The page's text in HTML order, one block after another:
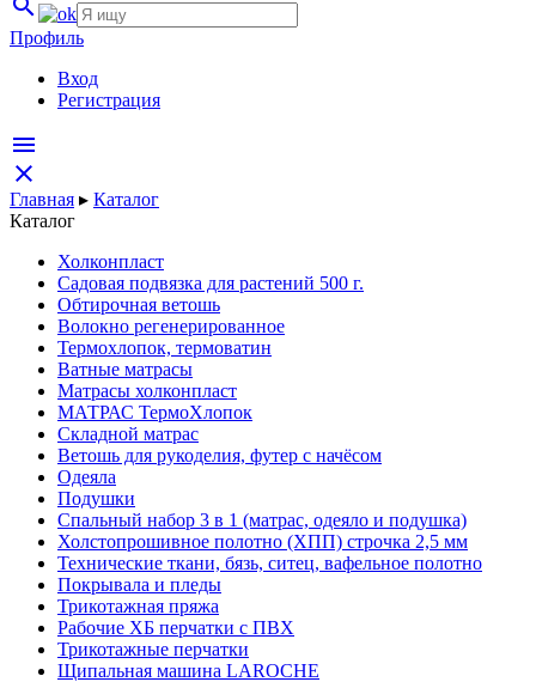
Профиль
Вход
Регистрация
menu
close
Главная ▸ Каталог
Каталог
Холконпласт
Садовая подвязка для растений 500 г.
Обтирочная ветошь
Волокно регенерированное
Термохлопок, термоватин
Ватные матрасы
Матрасы холконпласт
МАТРАС ТермоХлопок
Складной матрас
Ветошь для рукоделия, футер с начёсом
Одеяла
Подушки
Спальный набор 3 в 1 (матрас, одеяло и подушка)
Холстопрошивное полотно (ХПП) строчка 2,5 мм
Технические ткани, бязь, ситец, вафельное полотно
Покрывала и пледы
Трикотажная пряжа
Рабочие ХБ перчатки с ПВХ
Трикотажные перчатки
Щипальная машина LAROCHE